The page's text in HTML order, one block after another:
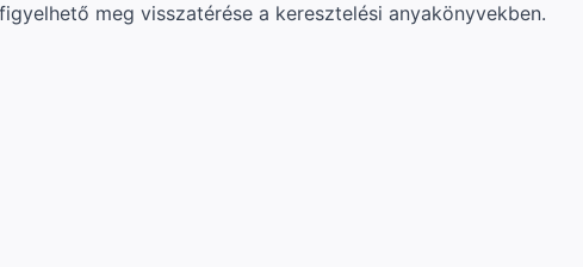
meg visszatérése a keresztelési anyakönyvekben.